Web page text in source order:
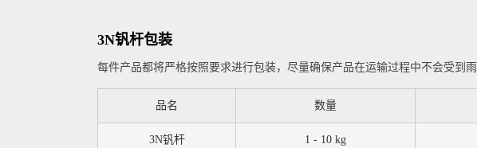
3N钒杆包装
每件产品都将严格按照要求进行包装，尽量确保产品在运输过程中不会受到
品名 数量
3N钒杆 1 - 10 kg